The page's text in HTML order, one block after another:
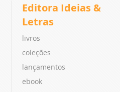
Editora Ideias &
Letras
livros
coleções
lançamentos
ebook